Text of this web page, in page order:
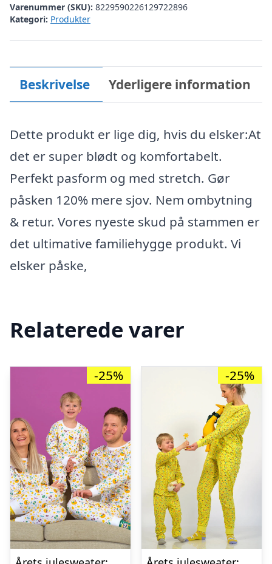
Varenummer (SKU): 8229590226129722896
Kategori: Produkter
Beskrivelse Yderligere information
Dette produkt er lige dig, hvis du elsker:At
det er super blødt og komfortabelt.
Perfekt pasform og med stretch. Gør
påsken 120% mere sjov. Nem ombytning
& retur. Vores nyeste skud på stammen er
det ultimative familiehygge produkt. Vi
elsker påske,
Relaterede varer
-25% -25%